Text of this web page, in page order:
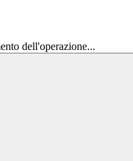
dell'operazione...